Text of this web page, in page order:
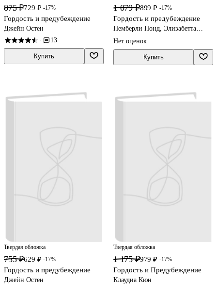
875 ₽729 ₽ -17%
Гордость и предубеждение
Джейн Остен
· 13
Купить
1 079 ₽899 ₽ -17%
Гордость и предубеждение
Пемберли Понд, Элизабетта
Нет оценок
Купить
Твердая обложка
755 ₽629 ₽ -17%
Гордость и предубеждение
Джейн Остен
Твердая обложка
1 175 ₽979 ₽ -17%
Гордость и Предубеждение
Клаудиа Кюн